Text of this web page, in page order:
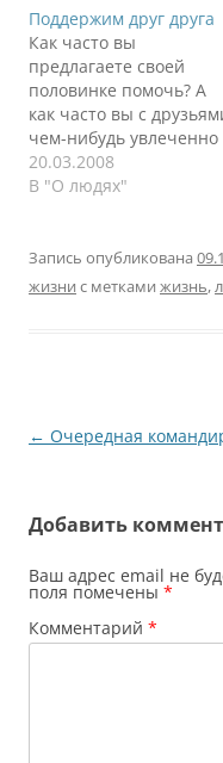
негативная эмоция в
адрес того или иного
человека. Головой я
понимаю, что это
неверно, не должно
быть такого. Я много
молчал раньше, а в
последний год…
Поддержим друг друга
Как часто вы
предлагаете своей
половинке помочь? А
как часто вы с
чем-нибудь увлеченно
занимаетесь? Вам
интересно? Вы
для галочки, то
закройте этот
общая…
20.03.2008
В "О людях"
Запись опубликована
жизни с метками жизнь,
Навигация
← Очередная
Добавить
Ваш адрес email не
поля помечены *
Комментарий *